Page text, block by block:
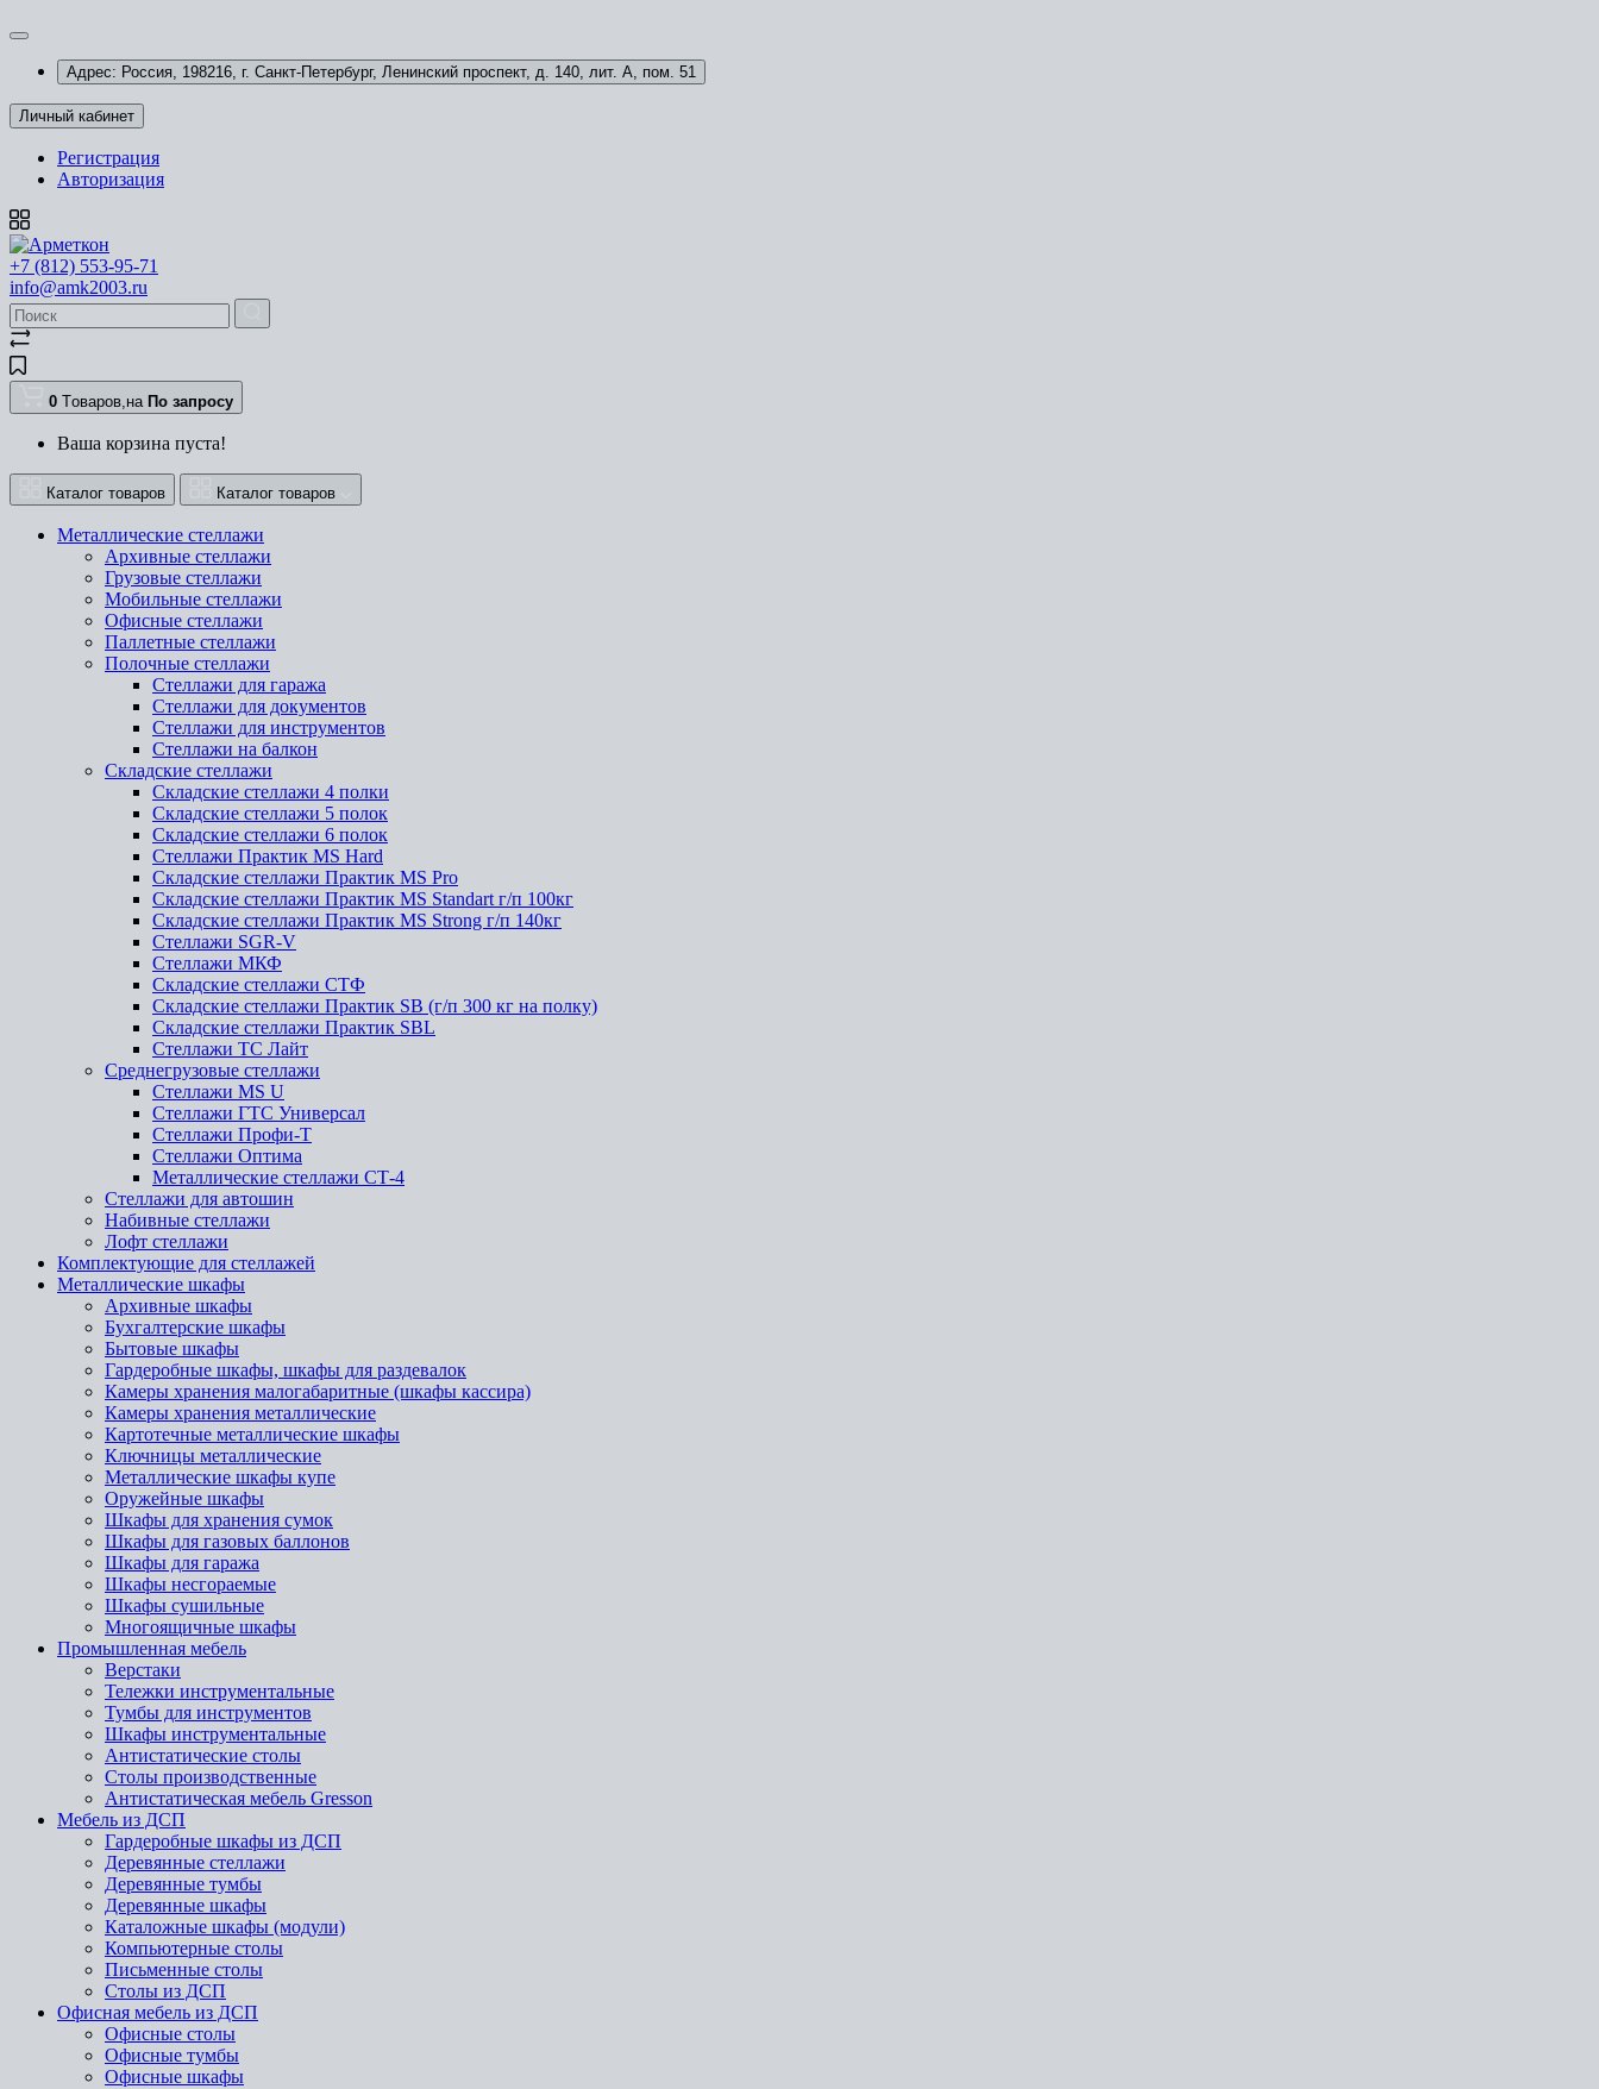
Адрес: Россия, 198216, г. Санкт-Петербург, Ленинский проспект, д. 140, лит. А, пом. 51
Личный кабинет
Регистрация
Авторизация
+7 (812) 553-95-71
info@amk2003.ru
0 Tоваров,на По запросу
Ваша корзина пуста!
Каталог товаров Каталог товаров
Металлические стеллажи
Архивные стеллажи
Грузовые стеллажи
Мобильные стеллажи
Офисные стеллажи
Паллетные стеллажи
Полочные стеллажи
Стеллажи для гаража
Стеллажи для документов
Стеллажи для инструментов
Стеллажи на балкон
Складские стеллажи
Складские стеллажи 4 полки
Складские стеллажи 5 полок
Складские стеллажи 6 полок
Стеллажи Практик MS Hard
Складские стеллажи Практик MS Pro
Складские стеллажи Практик MS Standart г/п 100кг
Складские стеллажи Практик MS Strong г/п 140кг
Стеллажи SGR-V
Стеллажи МКФ
Складские стеллажи СТФ
Складские стеллажи Практик SB (г/п 300 кг на полку)
Складские стеллажи Практик SBL
Стеллажи ТС Лайт
Среднегрузовые стеллажи
Стеллажи MS U
Стеллажи ГТС Универсал
Стеллажи Профи-Т
Стеллажи Оптима
Металлические стеллажи СТ-4
Стеллажи для автошин
Набивные стеллажи
Лофт стеллажи
Комплектующие для стеллажей
Металлические шкафы
Архивные шкафы
Бухгалтерские шкафы
Бытовые шкафы
Гардеробные шкафы, шкафы для раздевалок
Камеры хранения малогабаритные (шкафы кассира)
Камеры хранения металлические
Картотечные металлические шкафы
Ключницы металлические
Металлические шкафы купе
Оружейные шкафы
Шкафы для хранения сумок
Шкафы для газовых баллонов
Шкафы для гаража
Шкафы несгораемые
Шкафы сушильные
Многоящичные шкафы
Промышленная мебель
Верстаки
Тележки инструментальные
Тумбы для инструментов
Шкафы инструментальные
Антистатические столы
Столы производственные
Антистатическая мебель Gresson
Мебель из ДСП
Гардеробные шкафы из ДСП
Деревянные стеллажи
Деревянные тумбы
Деревянные шкафы
Каталожные шкафы (модули)
Компьютерные столы
Письменные столы
Столы из ДСП
Офисная мебель из ДСП
Офисные столы
Офисные тумбы
Офисные шкафы